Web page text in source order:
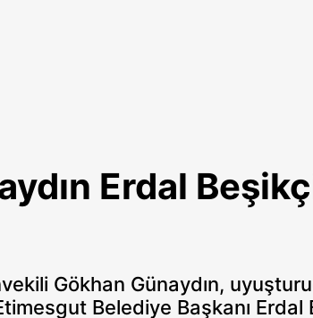
Erdal
Gökhan Günaydın,
Belediye Başkanı